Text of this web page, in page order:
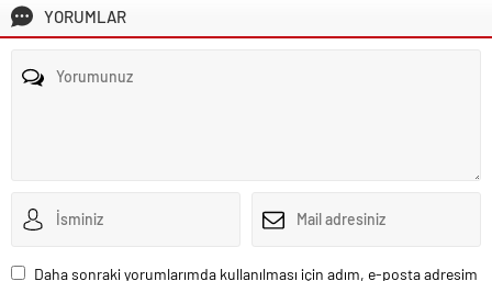
YORUMLAR
Daha sonraki yorumlarımda kullanılması için adım, e-posta adresim